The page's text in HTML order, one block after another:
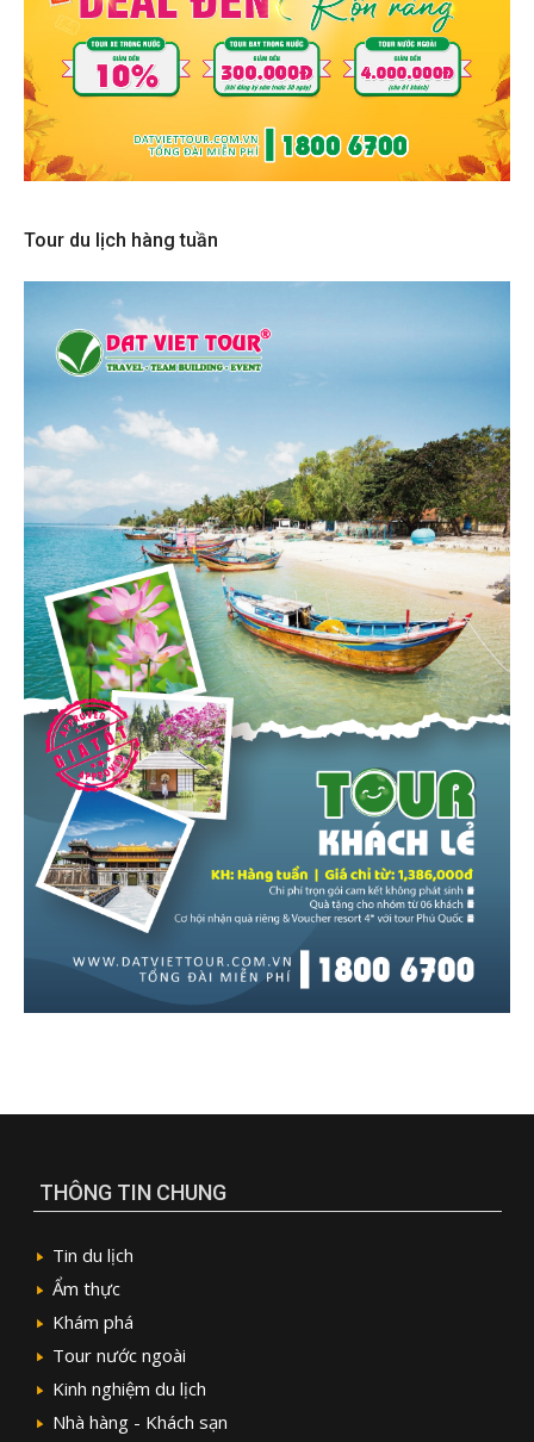
Tour du lịch hàng tuần
THÔNG TIN CHUNG
Tin du lịch
Ẩm thực
Khám phá
Tour nước ngoài
Kinh nghiệm du lịch
Nhà hàng - Khách sạn